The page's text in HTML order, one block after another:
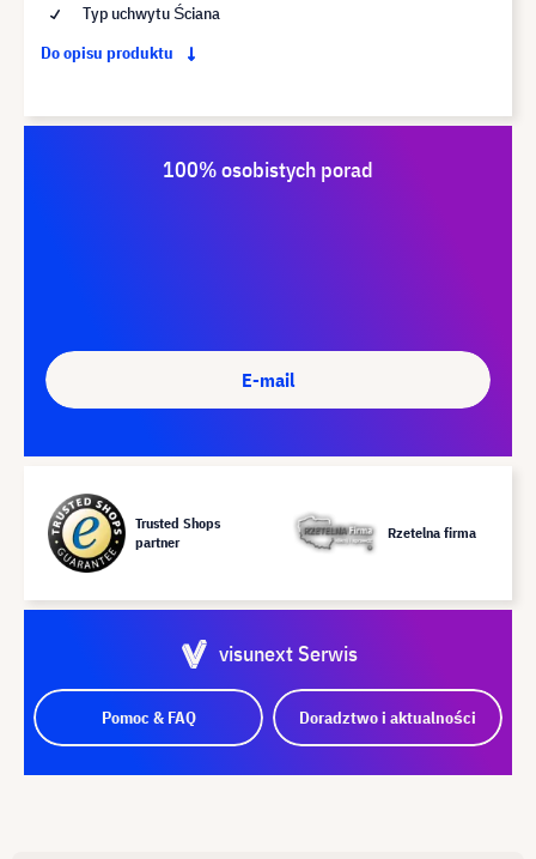
Typ uchwytu Ściana
Do opisu produktu
100% osobistych porad
E-mail
Trusted Shops
partner
Rzetelna firma
visunext Serwis
Pomoc & FAQ Doradztwo i aktualności